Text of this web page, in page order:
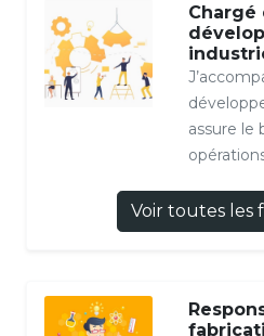
Chargé
assure le
Voir toutes les